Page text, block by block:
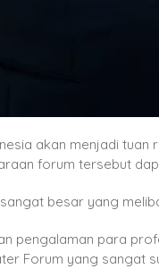
akan menjadi tuan
forum tersebut
besar yang
pengalaman para
Forum yang sangat